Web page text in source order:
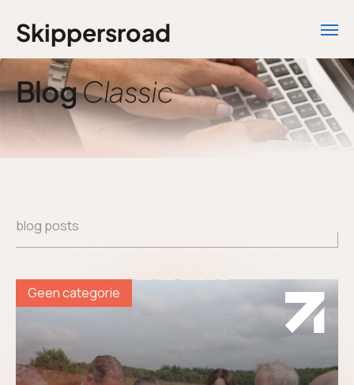
Skippersroad
BlogClassic
blog posts
Geen categorie